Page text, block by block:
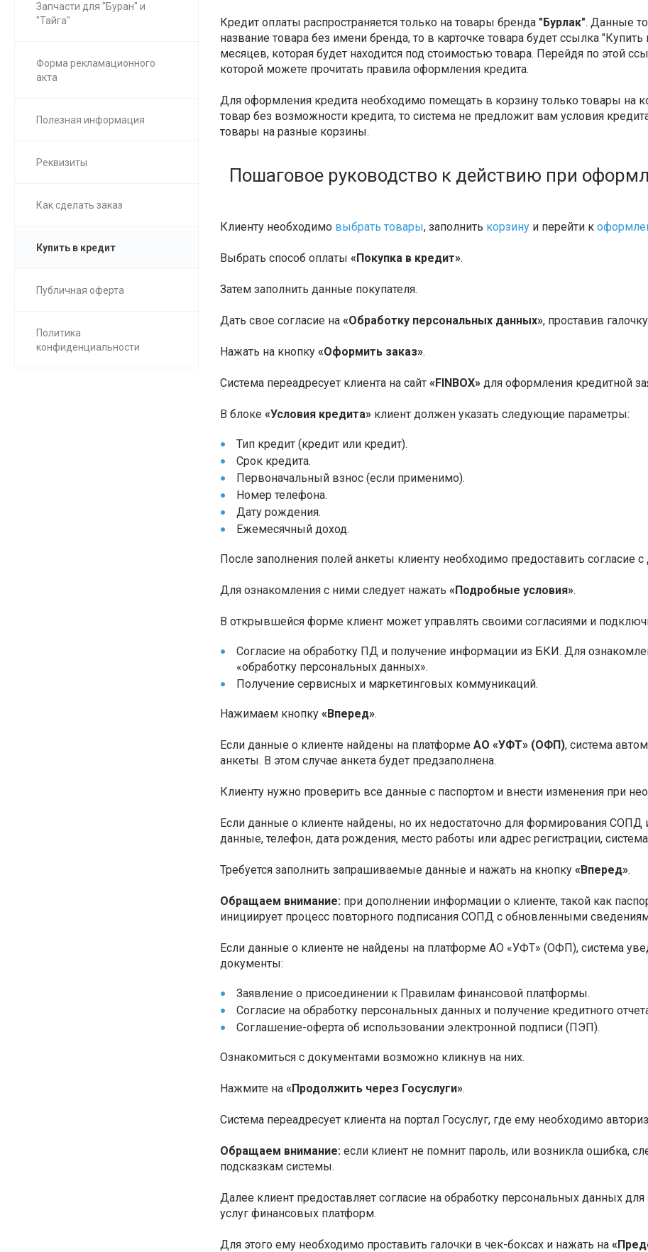
Запчасти для "Буран" и
"Тайга"
Форма рекламационного
акта
Полезная информация
Реквизиты
Как сделать заказ
Купить в кредит
Публичная оферта
Политика
конфиденциальности
Кредит оплаты распространяется только на товары бренда "Бурлак". Данные
название товара без имени бренда, то в карточке товара будет ссылка
месяцев, которая будет находится под стоимостью товара. Перейдя по этой
которой можете прочитать правила оформления кредита.
Для оформления кредита необходимо помещать в корзину только товары на
товар без возможности кредита, то система не предложит вам условия
товары на разные корзины.
Пошаговое руководство к действию при
Клиенту необходимо выбрать товары, заполнить корзину и перейти к
Выбрать способ оплаты «Покупка в кредит».
Затем заполнить данные покупателя.
Дать свое согласие на «Обработку персональных данных», проставив
Нажать на кнопку «Оформить заказ».
Система переадресует клиента на сайт «FINBOX» для оформления кредитной
В блоке «Условия кредита» клиент должен указать следующие параметры:
Тип кредит (кредит или кредит).
Срок кредита.
Первоначальный взнос (если применимо).
Номер телефона.
Дату рождения.
Ежемесячный доход.
После заполнения полей анкеты клиенту необходимо предоставить согласие
Для ознакомления с ними следует нажать «Подробные условия».
В открывшейся форме клиент может управлять своими согласиями и
Согласие на обработку ПД и получение информации из БКИ. Для
«обработку персональных данных».
Получение сервисных и маркетинговых коммуникаций.
Нажимаем кнопку «Вперед».
Если данные о клиенте найдены на платформе АО «УФТ» (ОФП), система
анкеты. В этом случае анкета будет предзаполнена.
Клиенту нужно проверить все данные с паспортом и внести изменения при
Если данные о клиенте найдены, но их недостаточно для формирования СОПД
данные, телефон, дата рождения, место работы или адрес регистрации,
Требуется заполнить запрашиваемые данные и нажать на кнопку «Вперед».
Обращаем внимание: при дополнении информации о клиенте, такой как
инициирует процесс повторного подписания СОПД с обновленными
Если данные о клиенте не найдены на платформе АО «УФТ» (ОФП), система
документы:
Заявление о присоединении к Правилам финансовой платформы.
Согласие на обработку персональных данных и получение кредитного
Соглашение-оферта об использовании электронной подписи (ПЭП).
Ознакомиться с документами возможно кликнув на них.
Нажмите на «Продолжить через Госуслуги».
Система переадресует клиента на портал Госуслуг, где ему необходимо
Обращаем внимание: если клиент не помнит пароль, или возникла ошибка,
подсказкам системы.
Далее клиент предоставляет согласие на обработку персональных данных
услуг финансовых платформ.
Для этого ему необходимо проставить галочки в чек-боксах и нажать на